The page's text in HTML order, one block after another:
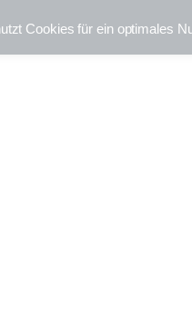
Cookies für ein optimales